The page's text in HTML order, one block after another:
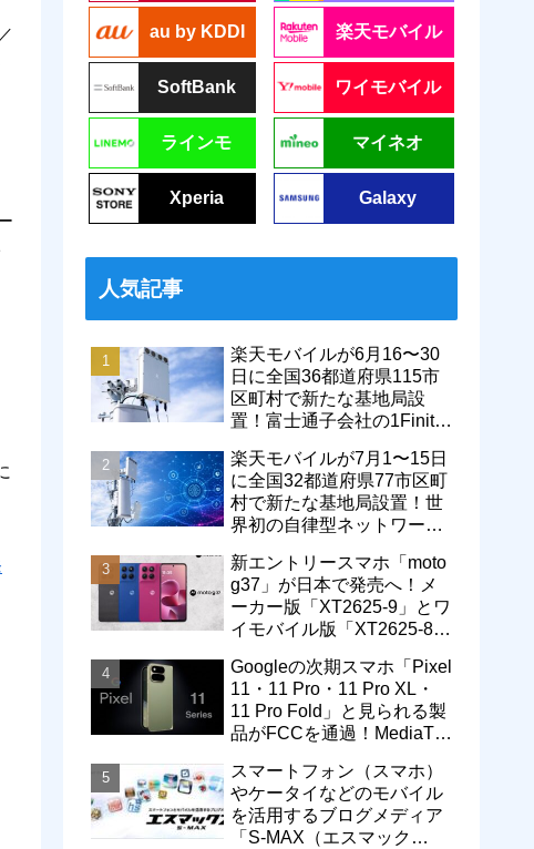
au by KDDI 楽天モバイル
SoftBank ワイモバイル
ラインモ マイネオ
Xperia Galaxy
人気記事
楽天モバイルが6月16〜30
日に全国36都道府県115市
区町村で新たな基地局設
置！富士通子会社の1Finity
エリアが拡大
楽天モバイルが7月1〜15日
に全国32都道府県77市区町
村で新たな基地局設置！世
界初の自律型ネットワーク
通信品質も改善
新エントリースマホ「moto
g37」が日本で発売へ！メ
ーカー版「XT2625-9」とワ
イモバイル版「XT2625-8」
Googleの次期スマホ「Pixel
11・11 Pro・11 Pro XL・
11 Pro Fold」と見られる製
品がFCCを通過！MediaTek
スマートフォン（スマホ）
やケータイなどのモバイル
を活用するブログメディア
「S-MAX（エスマック